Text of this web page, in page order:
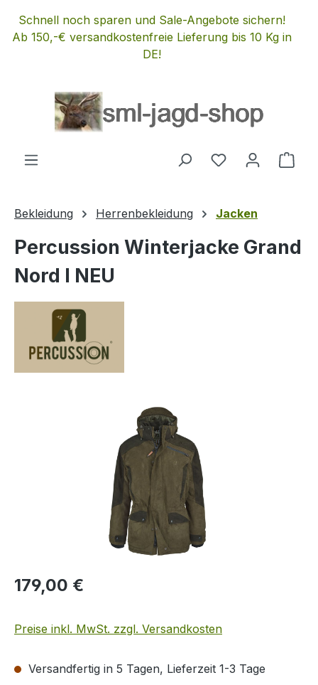
Zum Hauptinhalt springen
Schnell noch sparen und Sale-Angebote sichern!
Ab 150,-€ versandkostenfreie Lieferung bis 10 Kg in
DE!
Du hast 0
Bekleidung Herrenbekleidung Jacken
Percussion Winterjacke Grand
Nord I NEU
Bildergalerie überspringen
Regulärer Preis:
179,00 €
Preise inkl. MwSt. zzgl. Versandkosten
Versandfertig in 5 Tagen, Lieferzeit 1-3 Tage